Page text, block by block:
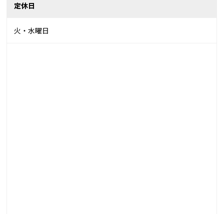
定休日
火・水曜日